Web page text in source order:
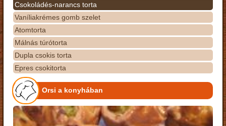
Csokoládés-narancs torta
Vaníliakrémes gomb szelet
Atomtorta
Málnás túrótorta
Dupla csokis torta
Epres csokitorta
Orsi a konyhában